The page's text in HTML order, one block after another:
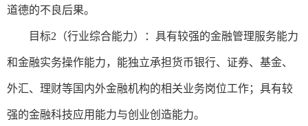
道德的不良后果。
目标2（行业综合能力）：具有较强的金融管理服务能力
和金融实务操作能力，能独立承担货币银行、证券、基金、
外汇、理财等国内外金融机构的相关业务岗位工作；具有较
强的金融科技应用能力与创业创造能力。